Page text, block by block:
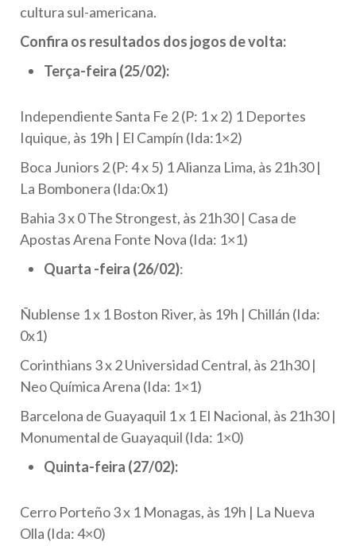
cultura sul-americana.
Confira os resultados dos jogos de volta:
Terça-feira (25/02):
Independiente Santa Fe 2 (P: 1 x 2) 1 Deportes
Iquique, às 19h | El Campín (Ida:1×2)
Boca Juniors 2 (P: 4 x 5) 1 Alianza Lima, às 21h30 |
La Bombonera (Ida:0x1)
Bahia 3 x 0 The Strongest, às 21h30 | Casa de
Apostas Arena Fonte Nova (Ida: 1×1)
Quarta -feira (26/02):
Ñublense 1 x 1 Boston River, às 19h | Chillán (Ida:
0x1)
Corinthians 3 x 2 Universidad Central, às 21h30 |
Neo Química Arena (Ida: 1×1)
Barcelona de Guayaquil 1 x 1 El Nacional, às 21h30 |
Monumental de Guayaquil (Ida: 1×0)
Quinta-feira (27/02):
Cerro Porteño 3 x 1 Monagas, às 19h | La Nueva
Olla (Ida: 4×0)